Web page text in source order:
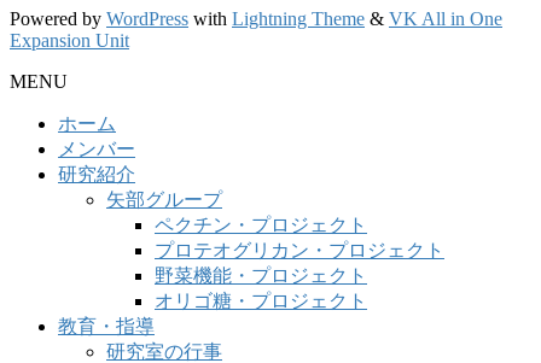
Powered by WordPress with Lightning Theme & VK All in One
Expansion Unit
MENU
ホーム
メンバー
研究紹介
矢部グループ
ペクチン・プロジェクト
プロテオグリカン・プロジェクト
野菜機能・プロジェクト
オリゴ糖・プロジェクト
教育・指導
研究室の行事